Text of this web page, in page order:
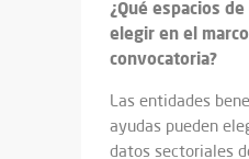
¿Qué espacios
elegir en el
convocatoria?
Las entidades
ayudas pueden
datos sectoriales